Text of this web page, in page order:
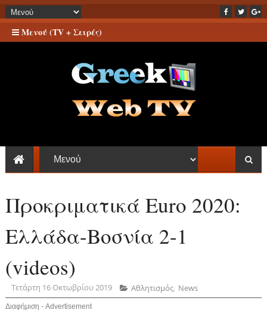
Μενού (TV + Σειρές)
Προκριματικά Euro 2020:
Ελλάδα-Βοσνία 2-1
(videos)
Τετάρτη 16 Οκτωβρίου 2019 Αθλητισμός, News
Διαφήμιση - Advertisement